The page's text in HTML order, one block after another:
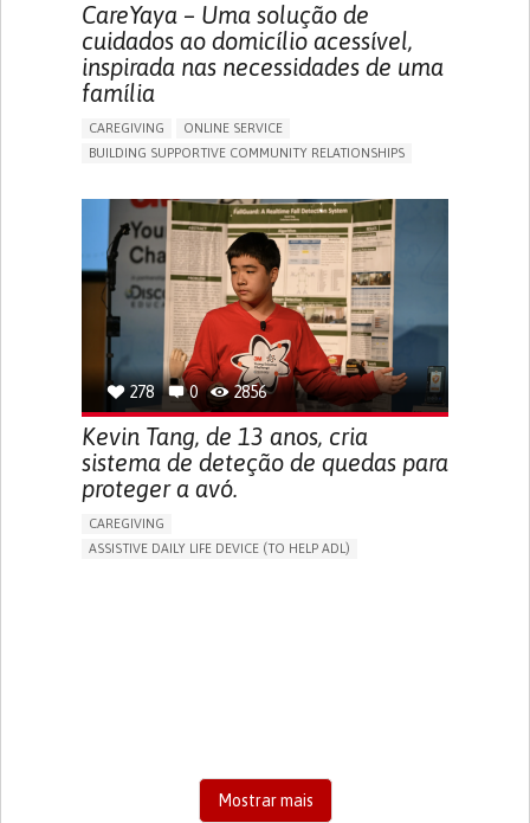
CareYaya – Uma solução de
cuidados ao domicílio acessível,
inspirada nas necessidades de uma
família
CAREGIVING
ONLINE SERVICE
BUILDING SUPPORTIVE COMMUNITY RELATIONSHIPS
GENERAL AND FAMILY MEDICINE
AGING
CAREGIVER SUPPORT
UNITED STATES
278 0 2856
Kevin Tang, de 13 anos, cria
sistema de deteção de quedas para
proteger a avó.
CAREGIVING
ASSISTIVE DAILY LIFE DEVICE (TO HELP ADL)
Mostrar mais